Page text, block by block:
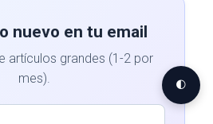
nuevo en tu email
artículos grandes (1-2 por
mes).
🌓